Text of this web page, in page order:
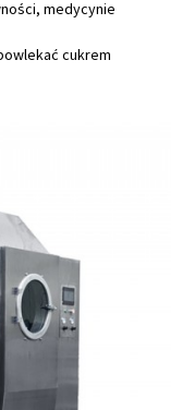
medycynie
cukrem